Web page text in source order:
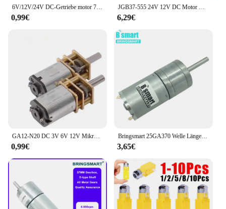
6V/12V/24V DC-Getriebe motor 7 U/min bis 960 U/min Getriebe mit hohem Drehmoment JGB37-520 umkehrbarer elektrischer Untersetzung getriebe motor
0,99€
JGB37-555 24V 12V DC Motor Micro Gear DC Reduzierstück Verlängerter Schaft Hohes Drehmoment Geräuscharm Einstellbare Geschwindigkeit Linear Mit Bürstenmotor
6,29€
GA12-N20 DC 3V 6V 12V Mikromotor Vollmetallgetriebe Untersetzungsgetriebemotor 30RPM 50RPM 60RPM 150RPM 200RPM 300RPM 600RPM 1000RPM
0,99€
Bringsmart 25GA370 Welle Länge 25MM 6V 12V 24V DC Motor getriebe 12-1360RPM D form Lange Welle Motor
3,65€